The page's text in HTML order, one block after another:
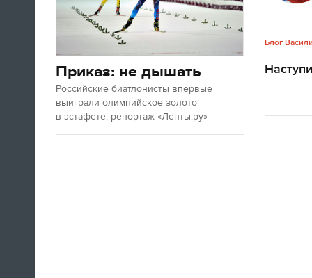
Приказ: не дышать
Российские биатлонисты впервые
выиграли олимпийское золото
в эстафете: репортаж «Ленты.ру»
Блог